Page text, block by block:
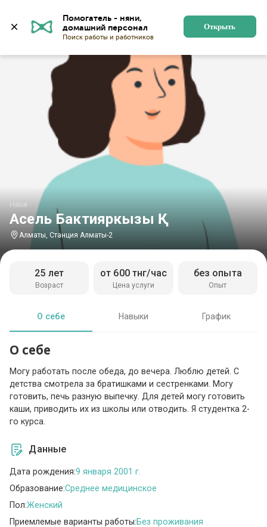
Помогатель - няни,
Поиск работы и работников
Открыть
Асель Бактияркызы Қ.
Няня
Алматы, Станция Алматы-2
Возраст
25 лет
Цена услуги
от 600 тнг/час
Опыт
без опыта
О себе Навыки График
О себе
Могу работать после обеда, до вечера. Люблю детей. С
детства смотрела за братишками и сестренками. Могу
готовить, печь разную выпечку. Для детей могу готовить
каши, приводить их из школы или отводить. Я студентка 2-
го курса.
Данные
Дата рождения:9 января 2001 г.
Образование:Среднее медицинское
Пол:Женский
Приемлемые варианты работы:Без проживания